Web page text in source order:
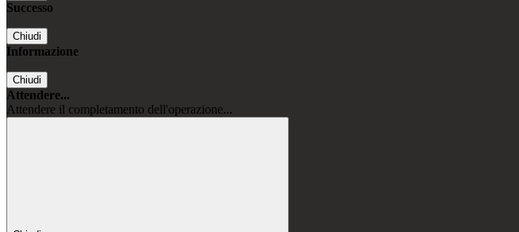
Successo
Chiudi
Informazione
Chiudi
Attendere...
Attendere il completamento dell'operazione...